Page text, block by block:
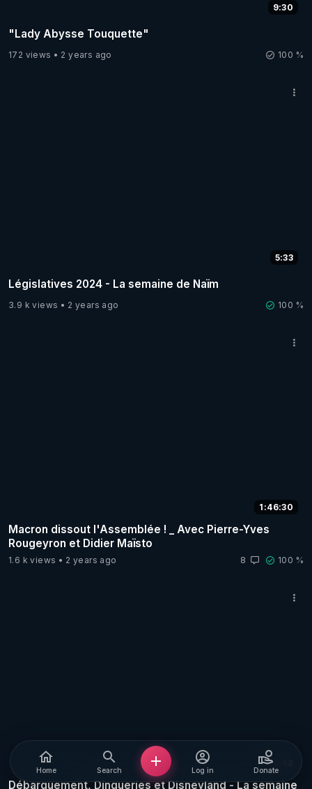
9:30
"Lady Abysse Touquette"
172 views 2 years ago 100 %
5:33
Législatives 2024 - La semaine de Naïm
3.9 k views 2 years ago 100 %
1:46:30
Macron dissout l'Assemblée ! _ Avec Pierre-Yves
Rougeyron et Didier Maïsto
1.6 k views 2 years ago 8 100 %
Débarquement, Dingueries et Disneyland - La semaine
Home Search Log in Donate